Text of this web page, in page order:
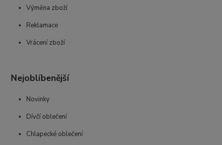
Výměna zboží
Reklamace
Vrácení zboží
Nejoblíbenější
Novinky
Dívčí oblečení
Chlapecké oblečení